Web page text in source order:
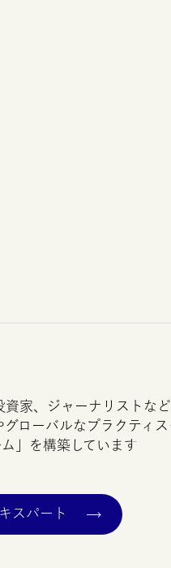
家、ジャーナリストな
ローバルなプラクティ
」を構築しています
スパート